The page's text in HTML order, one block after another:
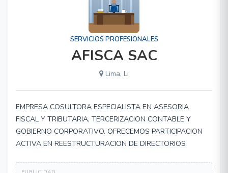
SERVICIOS PROFESIONALES
AFISCA SAC
Lima, Li
EMPRESA COSULTORA ESPECIALISTA EN ASESORIA
FISCAL Y TRIBUTARIA, TERCERIZACION CONTABLE Y
GOBIERNO CORPORATIVO. OFRECEMOS PARTICIPACION
ACTIVA EN REESTRUCTURACION DE DIRECTORIOS